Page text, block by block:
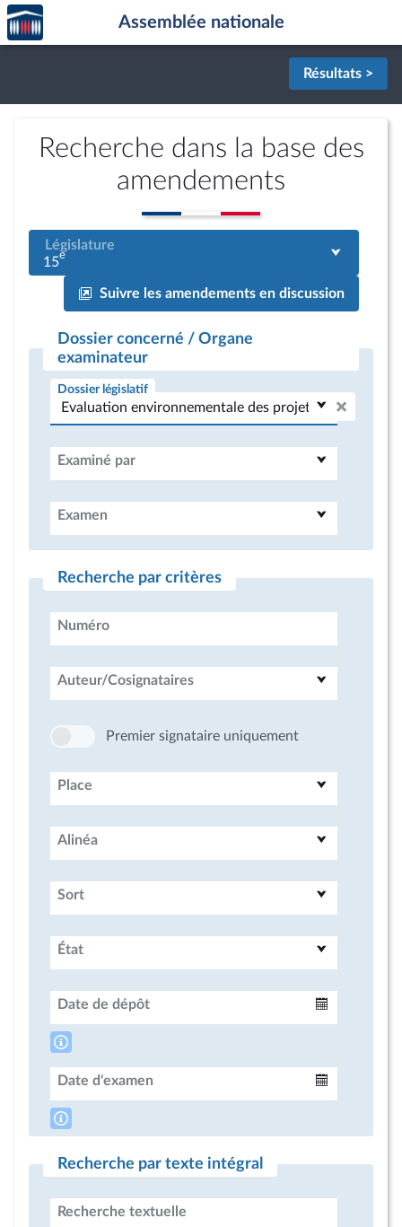
Aller au contenu
Aller en bas de la page
Accèder
à la
page
Assemblée nationale
Résultats >
Recherche dans la base des
amendements
Législature
15e
Suivre les amendements en discussion
Dossier concerné / Organe
examinateur
Dossier législatif
Examiné par
Examen
Recherche par critères
Numéro
Auteur/Cosignataires
Premier signataire uniquement
Place
Alinéa
Sort
État
Date de dépôt
Date d'examen
Recherche par texte intégral
Recherche textuelle